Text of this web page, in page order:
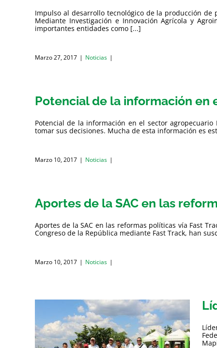
Impulso al desarrollo tecnológico de la producción de
Mediante Investigación e Innovación Agrícola y
importantes entidades como [...]
Marzo 27, 2017 | Noticias |
Potencial de la información en
Potencial de la información en el sector
tomar sus decisiones. Mucha de esta información es
Marzo 10, 2017 | Noticias |
Aportes de la SAC en las
Aportes de la SAC en las reformas políticas vía Fast
Congreso de la República mediante Fast Track, han
Marzo 10, 2017 | Noticias |